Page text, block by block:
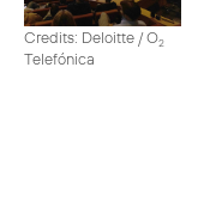
Credits: Deloitte / O2
Telefónica